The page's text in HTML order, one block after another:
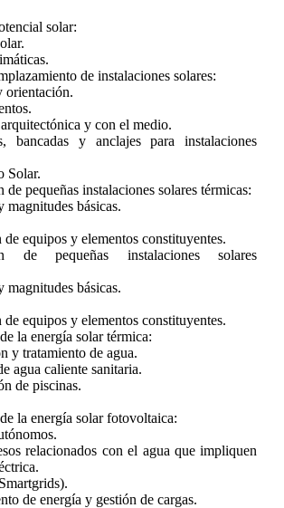
solar:
de instalaciones solares:
orientación.
y con el medio.
bancadas y anclajes para instalaciones
Solar.
pequeñas instalaciones solares térmicas:
magnitudes básicas.
equipos y elementos constituyentes.
de pequeñas instalaciones solares
magnitudes básicas.
equipos y elementos constituyentes.
la energía solar térmica:
y tratamiento de agua.
agua caliente sanitaria.
de piscinas.
la energía solar fotovoltaica:
relacionados con el agua que impliquen
de energía y gestión de cargas.